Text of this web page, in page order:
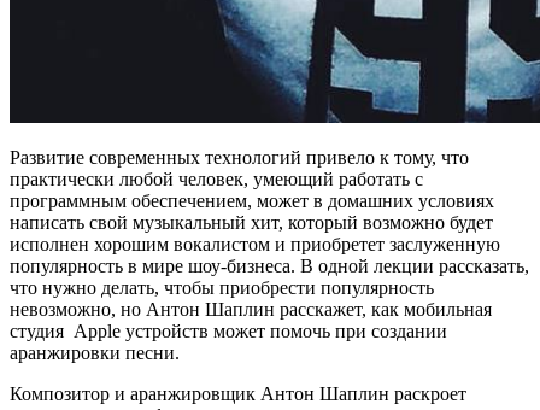
Развитие современных технологий привело к тому, что
практически любой человек, умеющий работать с
программным обеспечением, может в домашних условиях
написать свой музыкальный хит, который возможно будет
исполнен хорошим вокалистом и приобретет заслуженную
популярность в мире шоу-бизнеса. В одной лекции рассказать,
что нужно делать, чтобы приобрести популярность
невозможно, но Антон Шаплин расскажет, как мобильная
студия Apple устройств может помочь при создании
аранжировки песни.
Композитор и аранжировщик Антон Шаплин раскроет